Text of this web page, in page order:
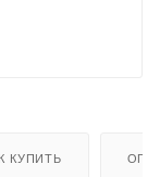
КУПИТЬ